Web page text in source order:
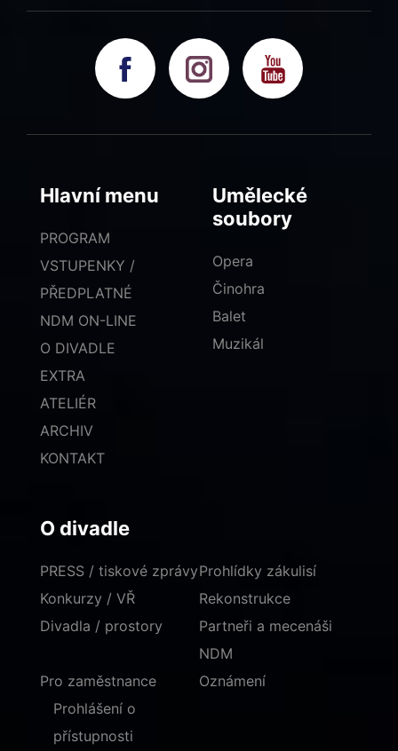
Hlavní menu
PROGRAM
VSTUPENKY /
PŘEDPLATNÉ
NDM ON-LINE
O DIVADLE
EXTRA
ATELIÉR
ARCHIV
KONTAKT
Umělecké
soubory
Opera
Činohra
Balet
Muzikál
O divadle
PRESS / tiskové zprávy
Konkurzy / VŘ
Divadla / prostory
Prohlídky zákulisí
Rekonstrukce
Partneři a mecenáši
NDM
Pro zaměstnance
Oznámení
Prohlášení o
přístupnosti